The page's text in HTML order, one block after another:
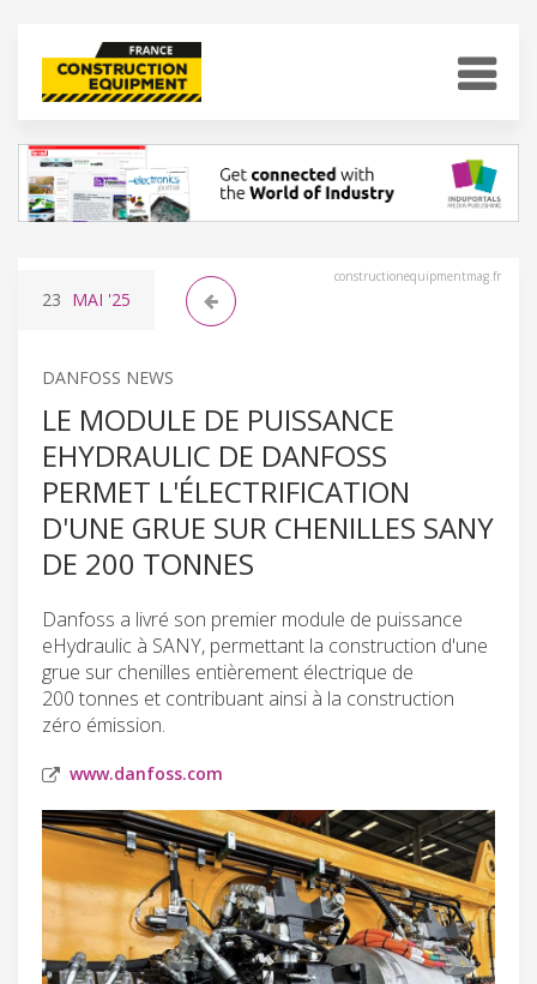
constructionequipmentmag.fr
23 MAI '25
DANFOSS NEWS
LE MODULE DE PUISSANCE
EHYDRAULIC DE DANFOSS
PERMET L'ÉLECTRIFICATION
D'UNE GRUE SUR CHENILLES SANY
DE 200 TONNES
Danfoss a livré son premier module de puissance
eHydraulic à SANY, permettant la construction d'une
grue sur chenilles entièrement électrique de
200 tonnes et contribuant ainsi à la construction
zéro émission.
www.danfoss.com